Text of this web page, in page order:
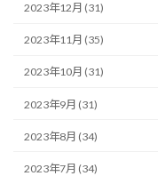
2023年12月 (31)
2023年11月 (35)
2023年10月 (31)
2023年9月 (31)
2023年8月 (34)
2023年7月 (34)